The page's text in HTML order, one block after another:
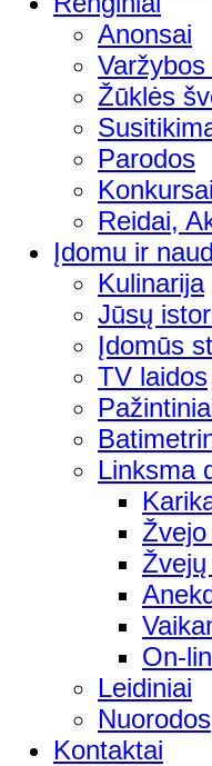
Anonsai
Žūklės
Parodos
Konkursai
Reidai,
Įdomu ir
Kulinarija
Jūsų
Įdomūs
TV laidos
Linksma
On-
Leidiniai
Nuorodos
Kontaktai